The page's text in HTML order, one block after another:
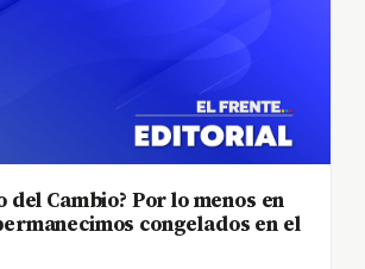
del Cambio? Por lo menos en
congelados en el